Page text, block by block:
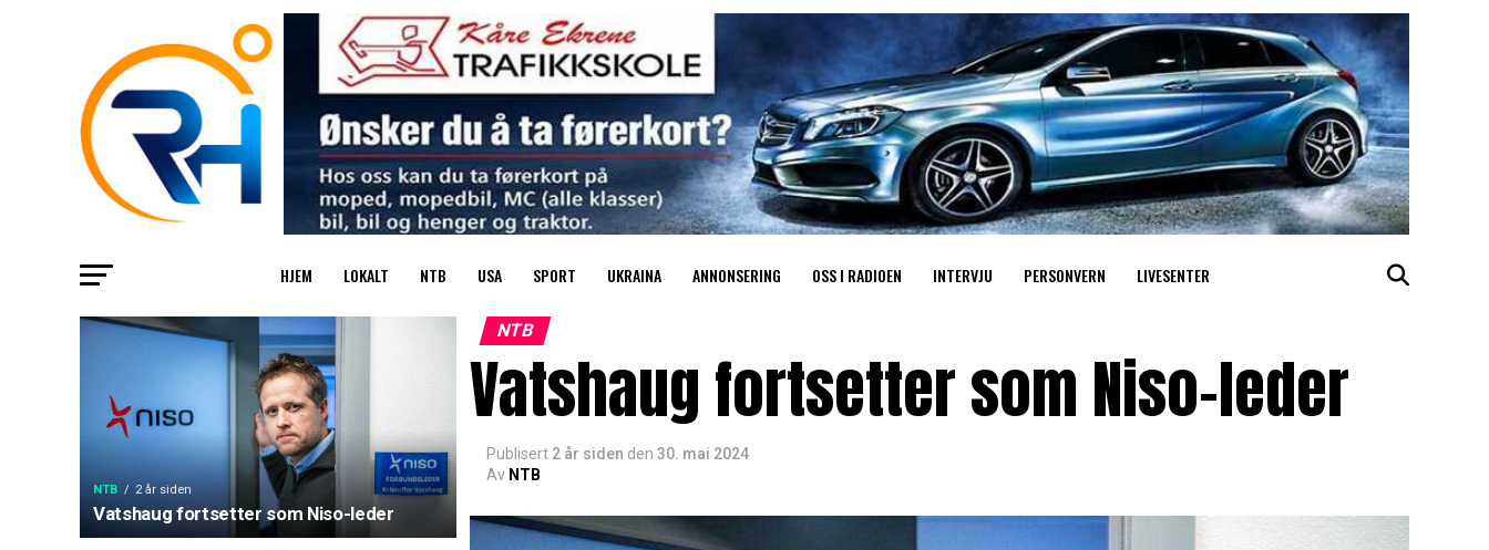
HJEM LOKALT NTB USA SPORT UKRAINA ANNONSERING OSS I RADIOEN INTERVJU PERSONVERN LIVESENTER
NTB 2 år siden
Vatshaug fortsetter som Niso-leder
NTB
Vatshaug fortsetter som Niso-leder
Publisert 2 år siden den 30. mai 2024
Av NTB